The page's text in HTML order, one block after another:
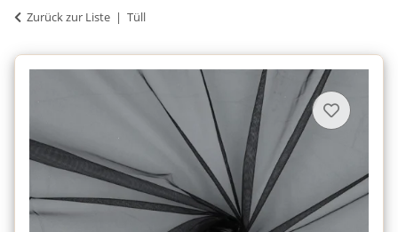
Zurück zur Liste Tüll